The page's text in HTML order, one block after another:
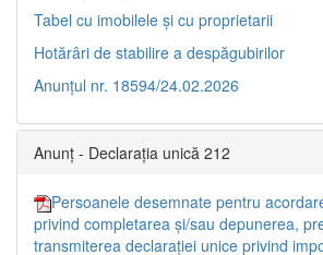
Tabel cu imobilele și cu proprietarii
Hotărâri de stabilire a despăgubirilor
Anunțul nr. 18594/24.02.2026
Anunț - Declarația unică 212
Persoanele desemnate pentru
privind completarea și/sau depunerea,
transmiterea declarației unice privind